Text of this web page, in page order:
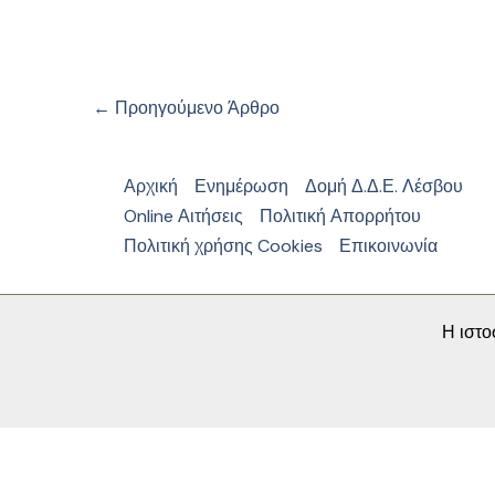
← Προηγούμενο Άρθρο
Αρχική Ενημέρωση
Δομή Δ.Δ.Ε. Λέσβου
Online Αιτήσεις
Πολιτική Απορρήτου
Πολιτική χρήσης Cookies
Επικοινωνία
Η